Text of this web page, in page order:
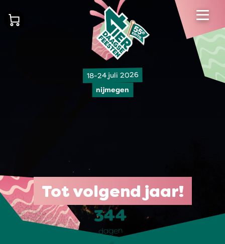
18-24 juli 2026
nijmegen
Tot volgend jaar!
344
dagen